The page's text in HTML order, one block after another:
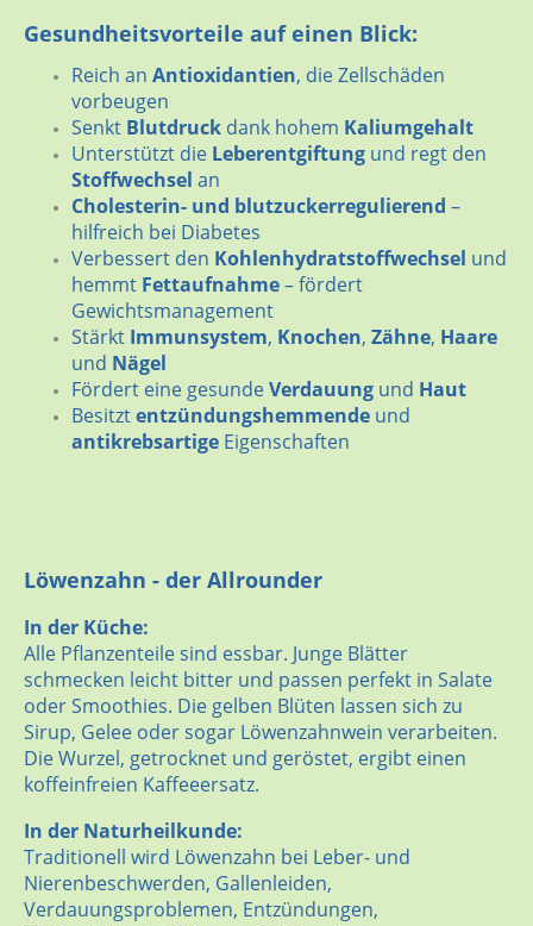
Gesundheitsvorteile auf einen Blick:
Reich an Antioxidantien, die Zellschäden
vorbeugen
Senkt Blutdruck dank hohem Kaliumgehalt
Unterstützt die Leberentgiftung und regt den
Stoffwechsel an
Cholesterin- und blutzuckerregulierend –
hilfreich bei Diabetes
Verbessert den Kohlenhydratstoffwechsel und
hemmt Fettaufnahme– fördert
Gewichtsmanagement
Stärkt Immunsystem, Knochen, Zähne, Haare
und Nägel
Fördert eine gesundeVerdauung und Haut
Besitztentzündungshemmende und
antikrebsartige Eigenschaften
Löwenzahn - der Allrounder
In der Küche:
Alle Pflanzenteile sind essbar. Junge Blätter
schmecken leicht bitter und passen perfekt in Salate
oder Smoothies. Die gelben Blüten lassen sich zu
Sirup, Gelee oder sogar Löwenzahnwein verarbeiten.
Die Wurzel, getrocknet und geröstet, ergibt einen
koffeinfreien Kaffeeersatz.
In der Naturheilkunde:
Traditionell wird Löwenzahn bei Leber- und
Nierenbeschwerden, Gallenleiden,
Verdauungsproblemen, Entzündungen,